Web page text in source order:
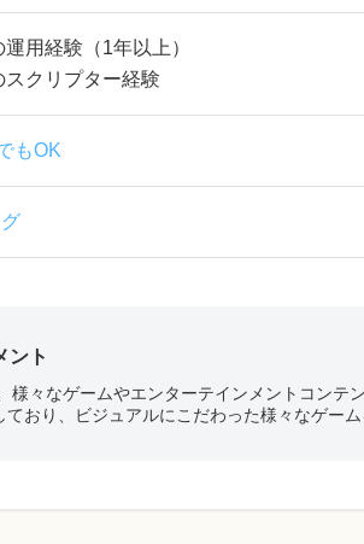
用経験（1年以上）
スクリプター経験
もOK
ント
様々なゲームやエンターテインメントコンテ
ており、ビジュアルにこだわった様々なゲー